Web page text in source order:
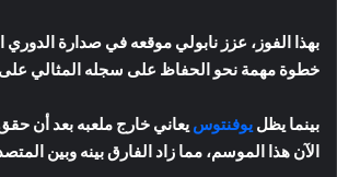
بهذا الفوز، عزز نابولي موقعه في صدارة الدوري
خطوة مهمة نحو الحفاظ على سجله المثالي
بينما يظل يوفنتوس يعاني خارج ملعبه بعد أن
الآن هذا الموسم، مما زاد الفارق بينه وبين